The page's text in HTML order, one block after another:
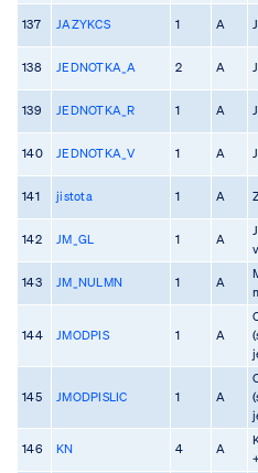
137 JAZYKCS 1 A
138 JEDNOTKA_A 2 A
139 JEDNOTKA_R 1 A
140 JEDNOTKA_V 1 A
141 jistota 1 A
142 JM_GL 1 A
143 JM_NULMN 1 A
144 JMODPIS 1 A
145 JMODPISLIC 1 A
146 KN 4 A